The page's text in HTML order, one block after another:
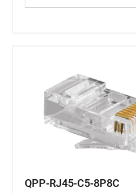
QPP-RJ45-C5-8P8C